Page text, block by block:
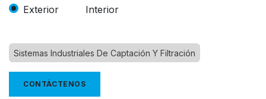
Exterior Interior
Sistemas Industriales De Captación Y Filtración
CONTÁCTENOS